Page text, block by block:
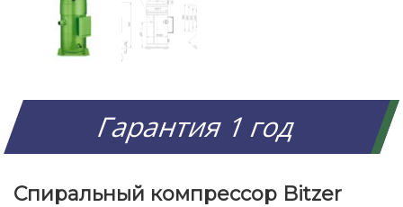
Гарантия 1 год
Спиральный компрессор Bitzer